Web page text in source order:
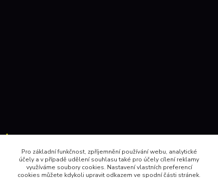
604 157410 , 602 345528
Pro základní funkčnost, zpříjemnění používání webu, analytické
účely a v případě udělení souhlasu také pro účely cílení reklamy
využíváme soubory cookies. Nastavení vlastních preferencí
cookies můžete kdykoli upravit odkazem ve spodní části stránek.